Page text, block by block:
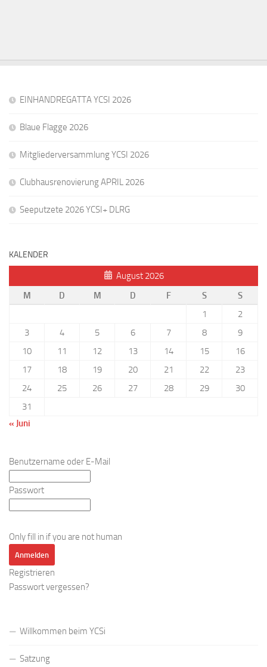
EINHANDREGATTA YCSI 2026
Blaue Flagge 2026
Mitgliederversammlung YCSI 2026
Clubhausrenovierung APRIL 2026
Seeputzete 2026 YCSI+ DLRG
KALENDER
August 2026
M
D M D F S
S
1
2
3
4 5 6 7 8
9
10
11 12 13 14 15
16
17
18 19 20 21 22
23
24
25 26 27 28 29
30
31
« Juni
Benutzername oder E-Mail
Passwort
Only fill in if you are not human
Registrieren
Passwort vergessen?
Willkommen beim YCSi
Satzung